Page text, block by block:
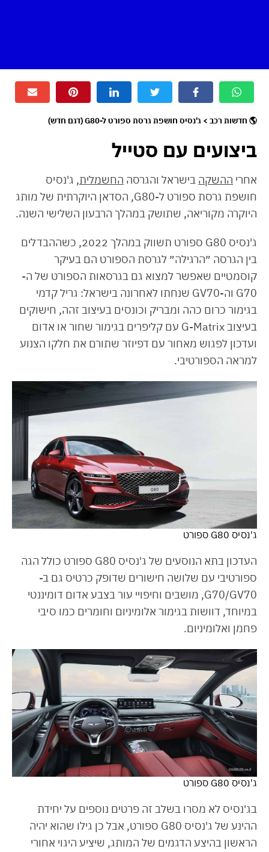
🌎 חדשות רכב > ג'נסיס חושפת גרסת ספורט ל-G80 (דגם חדש)
ביצועים עם סטייל
אחרי ההשקה בישראל והגרסה החשמלית, ג'נסיס
חושפת גרסת ספורט ל-G80, הסדאן היוקרתית של מותג
היוקרה מקוריאה, שתושק במהלך הרבעון השלישי השנה.
ג'נסיס G80 ספורט תשווק במהלך 2022, כשההבדלים
בין הגרסה ״הרגילה״ לגרסת הספורט הם בעיקר
קוסמטיים שאפשר למצוא גם בגרסאות הספורט של ה-
G70 וה-GV70 שנחתו לאחרונה בישראל: גריל קדמי
בגימור כרום כהה ומבריק וכונסים בעיצוב זהה, חישוקים
בעיצוב G-Matrix עם קליפרים בגימור שחור או אדום
ועדכון לפגוש מאחור עם דפיוזר שתורם את חלקו הצנוע
למראה הספורטיבי.
ג'נסיס G80 ספורט
העדכון בתא הנוסעים של ג'נסיס G80 ספורט כולל הגה
ספורטיבי עם שלושה חישורים שדופק כרטיס גם ב-
G70/GV70, מושבים וחיפויי עור בצבע אדום דומיננטי
במיוחד, דוושות בגימור אלומיניום וחומרים כמו סיבי
פחמן ואלומיניום.
ג'נסיס G80 ספורט
בג'נסיס לא מסרו בשלב זה פרטים נוספים על יחידת
ההינע של ג'נסיס G80 ספורט, אבל כן גילו שהוא יהיה
הראשון בהיצע הדגמים של המותג, שיציע היגוי אחורי